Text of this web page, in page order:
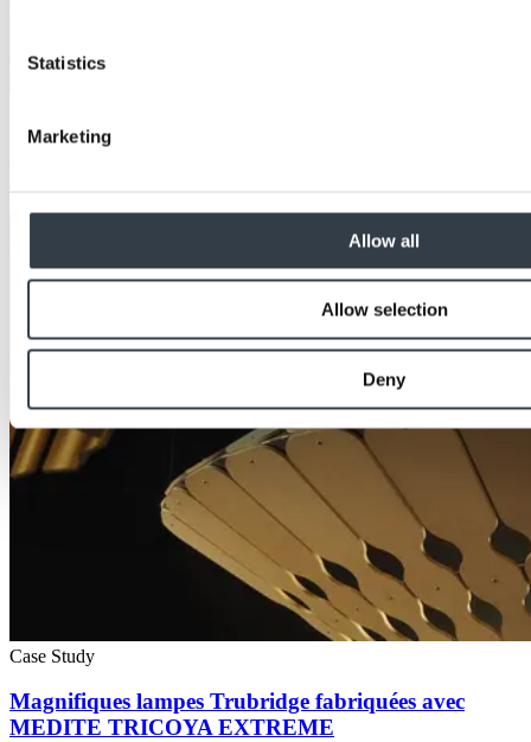
Statistics
Marketing
Allow all
Allow selection
Deny
Shou Sugi Ban effect on MEDITE TRICOYA
Case Study
Magnifiques lampes Trubridge fabriquées avec
MEDITE TRICOYA EXTREME